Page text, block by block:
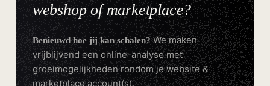
webshop of marketplace?
Benieuwd hoe jij kan schalen?We maken
vrijblijvend een online-analyse met
groeimogelijkheden rondom je website &
marketplace account(s).